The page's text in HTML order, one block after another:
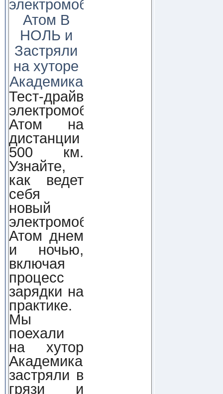
электромобиль
Атом В
НОЛЬ и
Застряли
на хуторе
Академика
Тест-драйв
электромобиля
Атом на
дистанции
500 км.
Узнайте,
как ведет
себя
новый
электромобиль
Атом днем
и ночью,
включая
процесс
зарядки на
практике.
Мы
поехали
на хутор
Академика,
застряли в
грязи и